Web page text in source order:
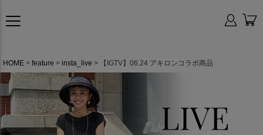
HOME feature insta_live 【IGTV】06.24 アキロンコラボ商品